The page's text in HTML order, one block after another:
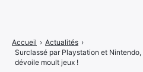
Accueil › Actualités ›
Surclassé par Playstation et
dévoile moult jeux !